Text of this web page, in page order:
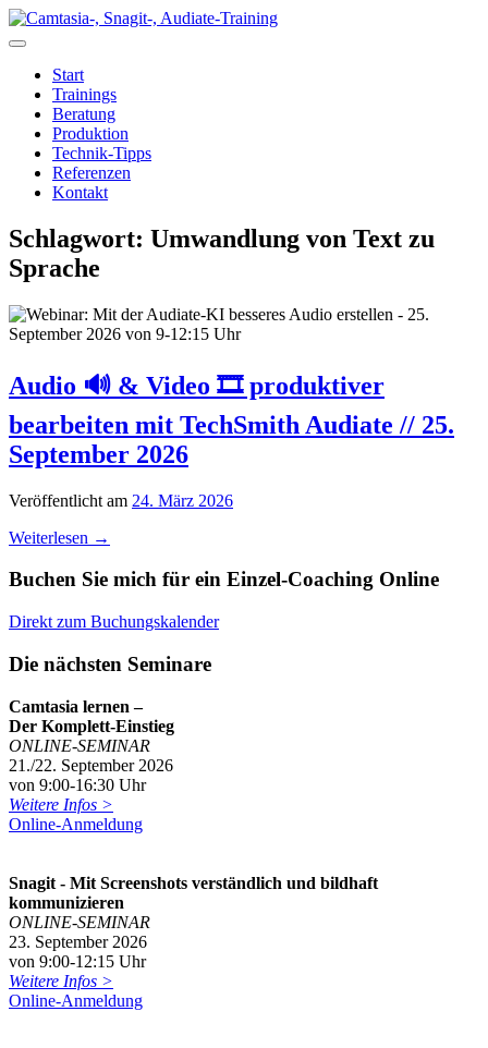
Zum
Inhalt
Start
Trainings
Beratung
Produktion
Technik-Tipps
Referenzen
Kontakt
Schlagwort: Umwandlung von Text zu
Sprache
Audio 🔊 & Video 🎞️ produktiver
bearbeiten mit TechSmith Audiate // 25.
September 2026
Veröffentlicht am 24. März 2026
Weiterlesen →
Buchen Sie mich für ein Einzel-Coaching Online
Direkt zum Buchungskalender
Die nächsten Seminare
Camtasia lernen –
Der Komplett-Einstieg
ONLINE-SEMINAR
21./22. September 2026
von 9:00-16:30 Uhr
Weitere Infos >
Online-Anmeldung
Snagit - Mit Screenshots verständlich und bildhaft
kommunizieren
ONLINE-SEMINAR
23. September 2026
von 9:00-12:15 Uhr
Weitere Infos >
Online-Anmeldung